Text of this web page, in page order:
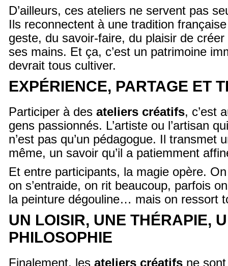
D’ailleurs, ces ateliers ne servent pas
Ils reconnectent à une tradition
geste, du savoir-faire, du plaisir de
ses mains. Et ça, c’est un patrimoine
devrait tous cultiver.
EXPÉRIENCE, PARTAGE ET
Participer à des ateliers créatifs, c’est
gens passionnés. L’artiste ou l’artisan
n’est pas qu’un pédagogue. Il transmet
même, un savoir qu’il a patiemment
Et entre participants, la magie opère.
on s’entraide, on rit beaucoup, parfois
la peinture dégouline… mais on ressort
UN LOISIR, UNE THÉRAPIE,
PHILOSOPHIE
Finalement, les ateliers créatifs ne